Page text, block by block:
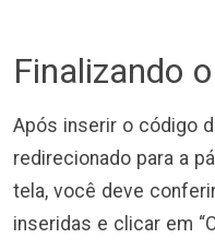
Finalizando
Após inserir o código
redirecionado para a
tela, você deve
inseridas e clicar em